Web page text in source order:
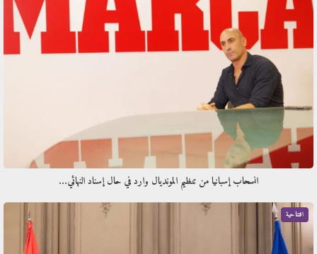
انسحاب إسبانيا من تنظيم المونديال وارد في حال إسناد النهائي…
افتتاحية